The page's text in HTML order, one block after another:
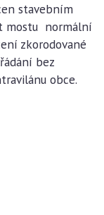
stavebním
mostu normální
zkorodované
bez
obce.